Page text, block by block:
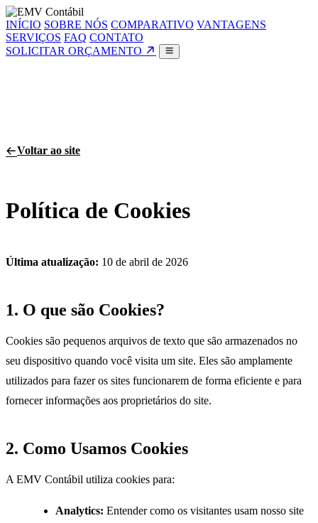
INÍCIO SOBRE NÓS COMPARATIVO VANTAGENS
SERVIÇOS FAQ CONTATO
SOLICITAR ORÇAMENTO
Voltar ao site
Política de Cookies
Última atualização: 10 de abril de 2026
1. O que são Cookies?
Cookies são pequenos arquivos de texto que são armazenados no
seu dispositivo quando você visita um site. Eles são amplamente
utilizados para fazer os sites funcionarem de forma eficiente e para
fornecer informações aos proprietários do site.
2. Como Usamos Cookies
A EMV Contábil utiliza cookies para:
Analytics: Entender como os visitantes usam nosso site